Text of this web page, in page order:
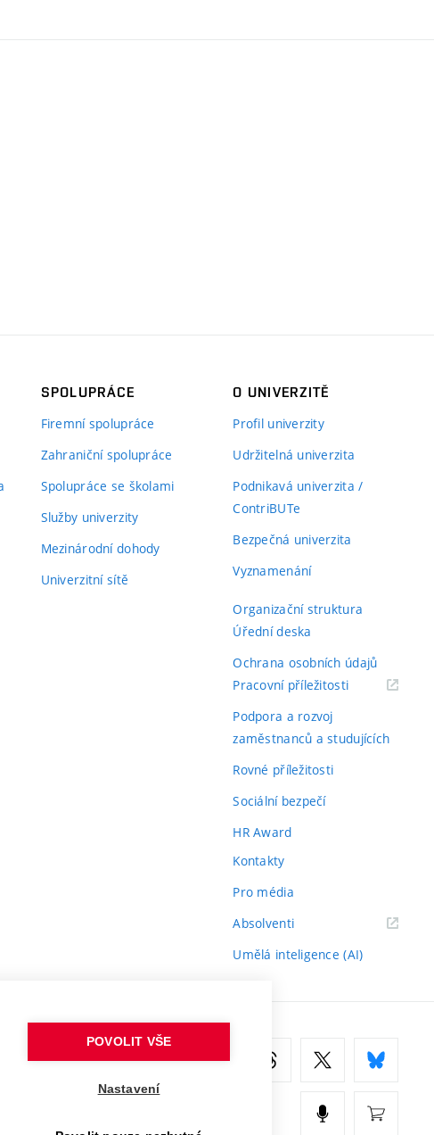
SPOLUPRÁCE
Firemní spolupráce
Zahraniční spolupráce
Spolupráce se školami
Služby univerzity
Mezinárodní dohody
Univerzitní sítě
O UNIVERZITĚ
Profil univerzity
Udržitelná univerzita
Podnikavá univerzita /
ContriBUTe
Bezpečná univerzita
Vyznamenání
Organizační struktura
Úřední deska
Ochrana osobních údajů
Pracovní příležitosti(externí
Podpora a rozvoj
zaměstnanců a studujících
Rovné příležitosti
Sociální bezpečí
HR Award
Kontakty
Pro média
Absolventi(externí
Umělá inteligence (AI)
POVOLIT VŠE
Nastavení